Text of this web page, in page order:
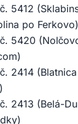
5412
po Ferkovo)
5420
2414
2413 (Belá-